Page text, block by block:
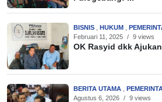
BISNIS HUKUM
Februari 11, 2025 / 9 views
OK Rasyid dkk
BERITA UTAMA
Agustus 6, 2026 / 9 views